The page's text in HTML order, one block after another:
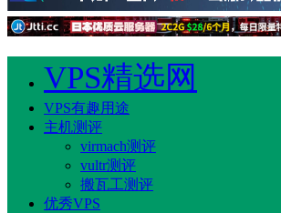
VPS精选网
VPS有趣用途
主机测评
virmach测评
vultr测评
搬瓦工测评
优秀VPS